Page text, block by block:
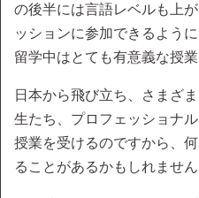
の後半には言語レベルも上
ッションに参加できるよう
留学中はとても有意義な授
日本から飛び立ち、さまざ
生たち、プロフェッショナ
授業を受けるのですから、
ることがあるかもしれません